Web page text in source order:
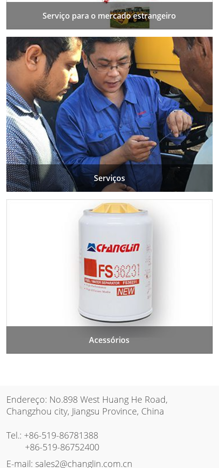
Serviço para o mercado estrangeiro
Serviços
Acessórios
Endereço: No.898 West Huang He Road,
Changzhou city, Jiangsu Province, China
Tel.: +86-519-86781388
+86-519-86752400
E-mail:sales2@changlin.com.cn